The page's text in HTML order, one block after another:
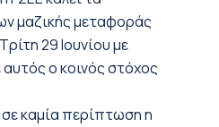
μαζικής μεταφοράς
29 Ιουνίου με
ο κοινός στόχος
σε καμία περίπτωση η